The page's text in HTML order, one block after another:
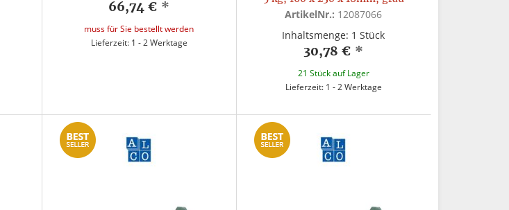
66,74 € *
muss für Sie bestellt werden
Lieferzeit: 1 - 2 Werktage
ArtikelNr.: 12087066
Inhaltsmenge: 1 Stück
30,78 € *
21 Stück auf Lager
Lieferzeit: 1 - 2 Werktage